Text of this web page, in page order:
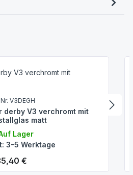
V3DEGH
derby V3 verchromt mit
matt
Lager
3-5 Werktage
Preis:
€